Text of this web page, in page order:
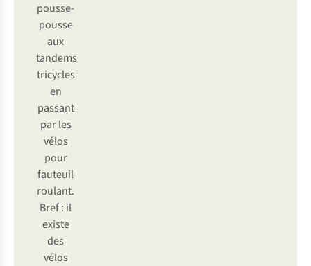
pousse-
pousse
aux
tandems
tricycles
en
passant
par les
vélos
pour
fauteuil
roulant.
Bref : il
existe
des
vélos